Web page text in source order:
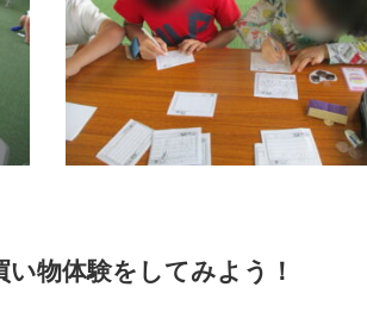
物体験をしてみよう！